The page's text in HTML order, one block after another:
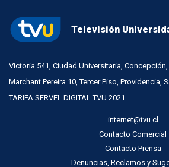
Televisión
Victoria 541, Ciudad Universitaria, Concepción,
Marchant Pereira 10, Tercer Piso, Providencia,
TARIFA SERVEL DIGITAL TVU 2021
internet@tvu.cl
Contacto Comercial
Contacto Prensa
Denuncias, Reclamos y